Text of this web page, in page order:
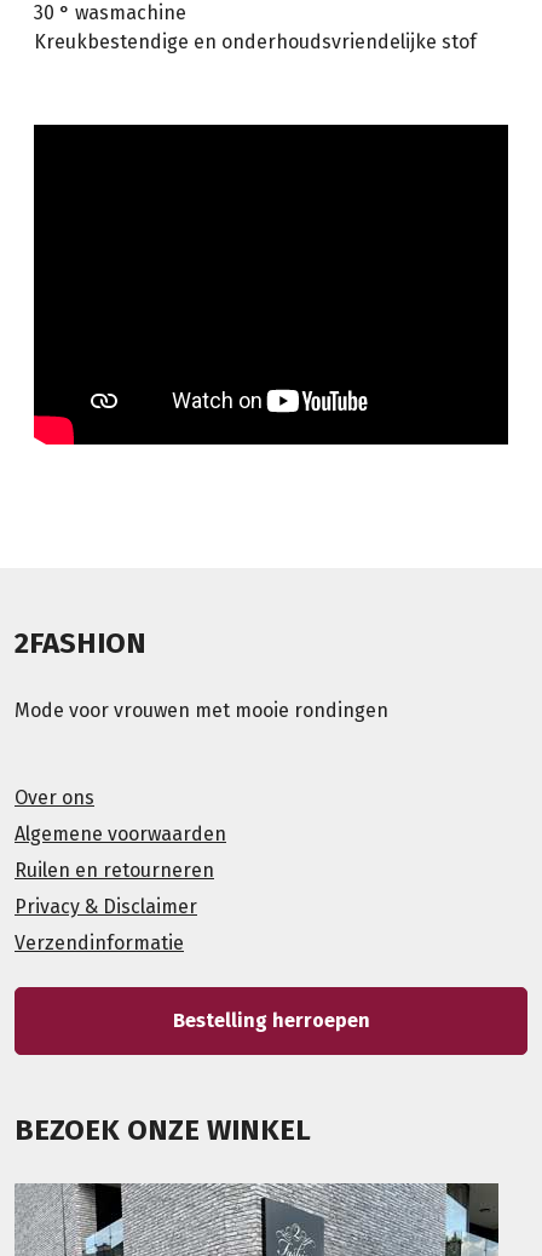
30 ° wasmachine
Kreukbestendige en onderhoudsvriendelijke stof
2FASHION
Mode voor vrouwen met mooie rondingen
Over ons
Algemene voorwaarden
Ruilen en retourneren
Privacy & Disclaimer
Verzendinformatie
Bestelling herroepen
BEZOEK ONZE WINKEL